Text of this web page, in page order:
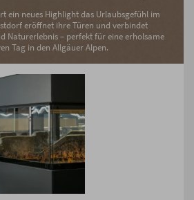
ein neues Highlight das Urlaubsgefühl im
eröffnet ihre Türen und verbindet
Naturerlebnis – perfekt für eine erholsame
Tag in den Allgäuer Alpen.